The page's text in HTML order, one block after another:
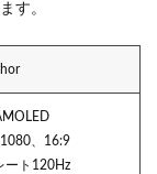
す。
、16:9
ート120Hz